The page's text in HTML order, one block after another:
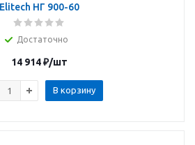
Elitech НГ 900-60
Достаточно
14 914₽/шт
В корзину